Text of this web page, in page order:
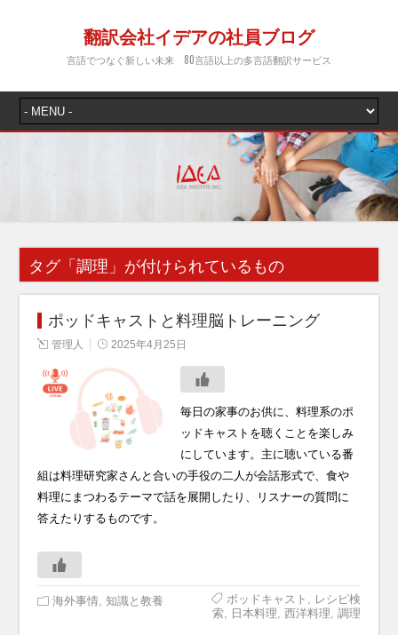
翻訳会社イデアの社員ブログ
言語でつなぐ新しい未来 80言語以上の多言語翻訳サービス
タグ「調理 」が付けられているもの
ポッドキャストと料理脳トレーニング
管理人 2025年4月25日
毎日の家事のお供に、料理系のポ
ッドキャストを聴くことを楽しみ
にしています。主に聴いている番
組は料理研究家さんと合いの手役の二人が会話形式で、食や
料理にまつわるテーマで話を展開したり、リスナーの質問に
答えたりするものです。
海外事情 ,知識と教養 ポッドキャスト
レシピ検
索, 日本料理 西洋料理 調理